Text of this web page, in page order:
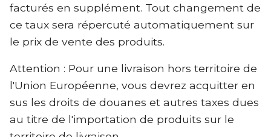
facturés en supplément. Tout changement de
ce taux sera répercuté automatiquement sur
le prix de vente des produits.
Attention : Pour une livraison hors territoire de
l'Union Européenne, vous devrez acquitter en
sus les droits de douanes et autres taxes dues
au titre de l'importation de produits sur le